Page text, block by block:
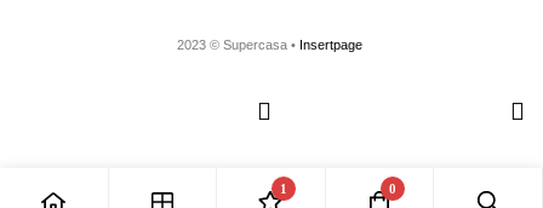
2023 © Supercasa • Insertpage
1 0